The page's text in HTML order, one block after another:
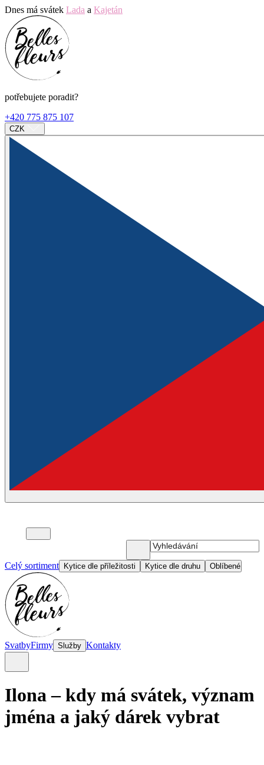
Dnes má svátek Lada a Kajetán
potřebujete poradit?
+420 775 875 107
CZK
Celý sortiment Kytice dle příležitosti Kytice dle druhu Oblíbené
SvatbyFirmy Služby Kontakty
Ilona – kdy má svátek, význam
jména a jaký dárek vybrat